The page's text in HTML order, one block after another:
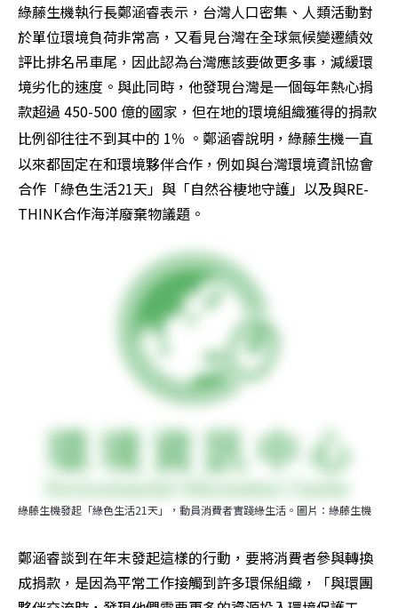
綠藤生機執行長鄭涵睿表示，台灣人口密集、人類活動對
於單位環境負荷非常高，又看見台灣在全球氣候變遷績效
評比排名吊車尾，因此認為台灣應該要做更多事，減緩環
境劣化的速度。與此同時，他發現台灣是一個每年熱心捐
款超過 450-500 億的國家，但在地的環境組織獲得的捐款
比例卻往往不到其中的 1％ 。鄭涵睿說明，綠藤生機一直
以來都固定在和環境夥伴合作，例如與台灣環境資訊協會
合作「綠色生活21天」與「自然谷棲地守護」以及與RE-
THINK合作海洋廢棄物議題。
綠藤生機發起「綠色生活21天」，動員消費者實踐綠生活。圖片：綠藤生機
鄭涵睿談到在年末發起這樣的行動，要將消費者參與轉換
成捐款，是因為平常工作接觸到許多環保組織，「與環團